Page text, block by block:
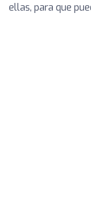
ellas, para que